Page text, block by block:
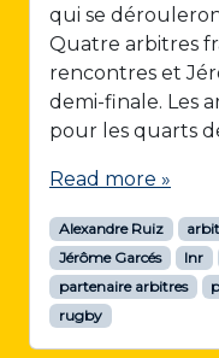
qui se
Quatre arbitres
rencontres et
demi-finale. Les
pour les quarts
Read more »
Alexandre Ruiz
Jérôme Garcés
lnr
partenaire arbitres
rugby